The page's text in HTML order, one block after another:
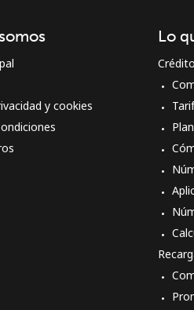
y cookies
Lo